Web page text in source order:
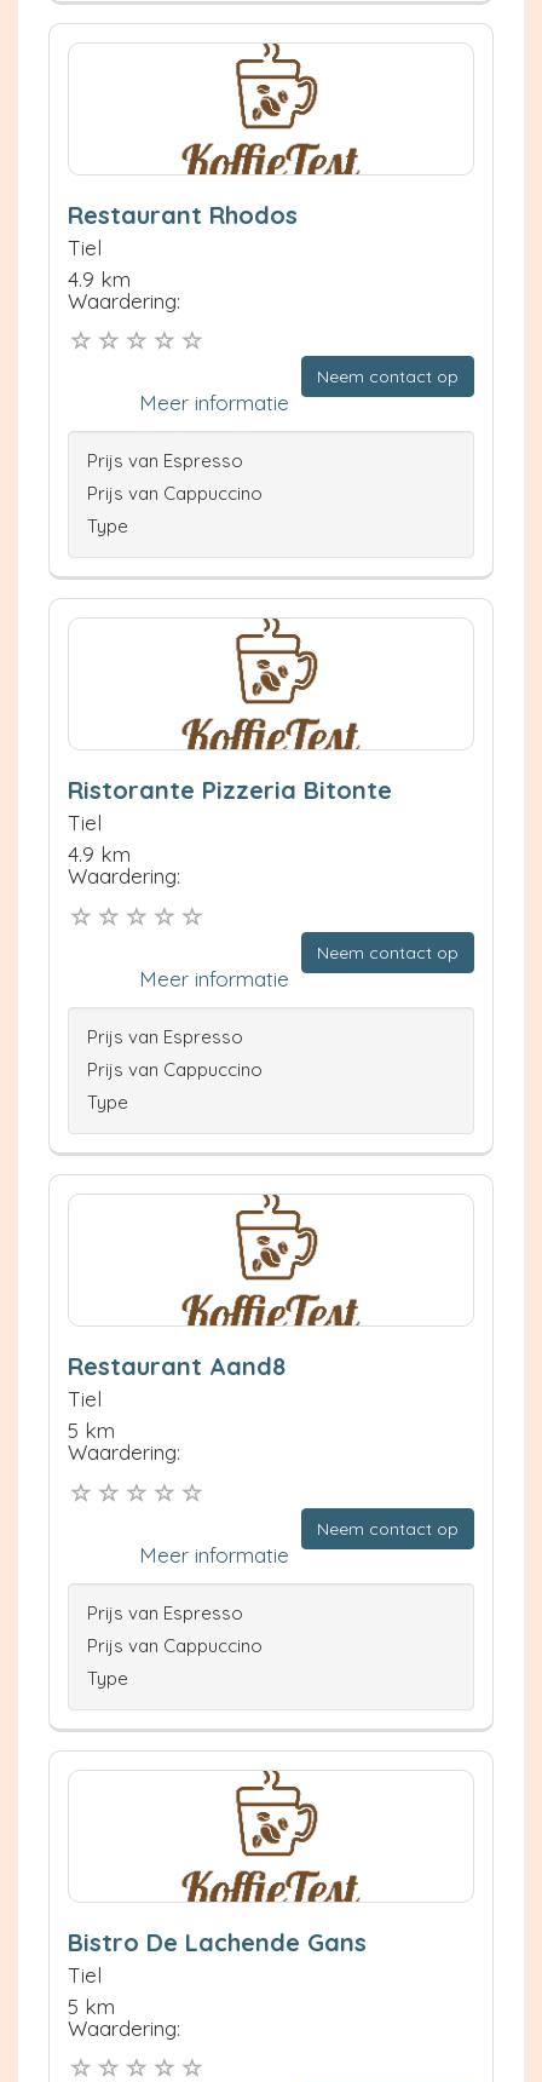
Restaurant Rhodos
Tiel
4.9 km
Waardering:
Neem contact op
Meer informatie
Prijs van Espresso
Prijs van Cappuccino
Type
Ristorante Pizzeria Bitonte
Tiel
4.9 km
Waardering:
Neem contact op
Meer informatie
Prijs van Espresso
Prijs van Cappuccino
Type
Restaurant Aand8
Tiel
5 km
Waardering:
Neem contact op
Meer informatie
Prijs van Espresso
Prijs van Cappuccino
Type
Bistro De Lachende Gans
Tiel
5 km
Waardering: